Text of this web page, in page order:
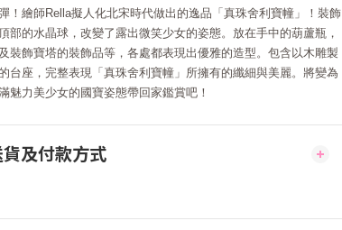
！繪師Rella擬人化北宋時代做出的逸品「真珠舍利寶幢」！裝飾
部的水晶球，改變了露出微笑少女的姿態。放在手中的葫蘆瓶，
裝飾寶塔的裝飾品等，各處都表現出優雅的造型。包含以木雕製
台座，完整表現「真珠舍利寶幢」所擁有的纖細與美麗。將變為
魅力美少女的國寶姿態帶回家鑑賞吧！
及付款方式